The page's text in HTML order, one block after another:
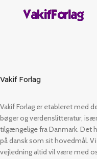
Vakif Forlag
Vakif Forlag er etableret med
bøger og verdenslitteratur,
tilgængelige fra Danmark. Det
på dansk som sit hovedmål. Vi
vejledning altid vil være med